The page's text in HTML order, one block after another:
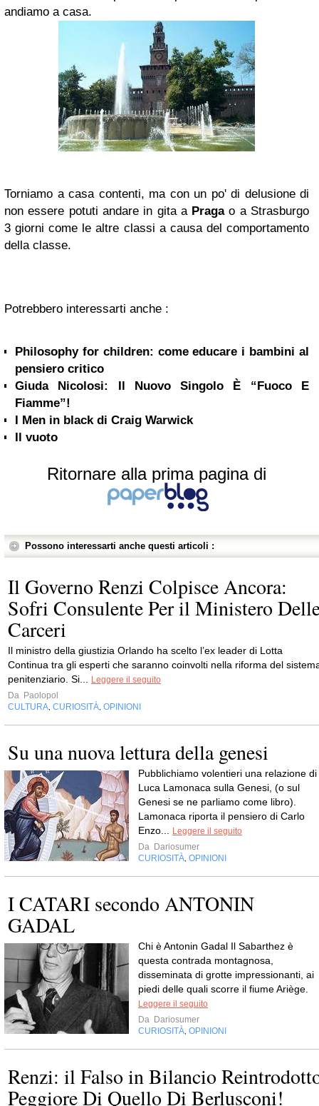
andiamo a casa.
Torniamo a casa contenti, ma con un po' di delusione di
non essere potuti andare in gita a Pragao a Strasburgo
3 giorni come le altre classi a causa del comportamento
della classe.
Potrebbero interessarti anche :
Philosophy for children: come educare i bambini al
pensiero critico
Giuda Nicolosi: Il Nuovo Singolo È “Fuoco E
Fiamme”!
I Men in black di Craig Warwick
Il vuoto
Ritornare alla prima pagina di
Possono interessarti anche questi articoli :
Il Governo Renzi Colpisce Ancora:
Sofri Consulente Per il Ministero
Carceri
Il ministro della giustizia Orlando ha scelto l’ex leader di Lotta
Continua tra gli esperti che saranno coinvolti nella riforma del
penitenziario. Si...
Leggere il seguito
Da Paolopol
CULTURA CURIOSITÀ OPINIONI
Su una nuova lettura della genesi
Pubblichiamo volentieri una relazione di
Luca Lamonaca sulla Genesi, (o sul
Genesi se ne parliamo come libro).
Lamonaca riporta il pensiero di Carlo
Enzo...
Leggere il seguito
Da Dariosumer
CURIOSITÀ OPINIONI
I CATARI secondo ANTONIN
GADAL
Chi è Antonin Gadal Il Sabarthez è
questa contrada montagnosa,
disseminata di grotte impressionanti, ai
piedi delle quali scorre il fiume Ariège.
Leggere il seguito
Da Dariosumer
CURIOSITÀ OPINIONI
Renzi: il Falso in Bilancio
Peggiore Di Quello Di Berlusconi!